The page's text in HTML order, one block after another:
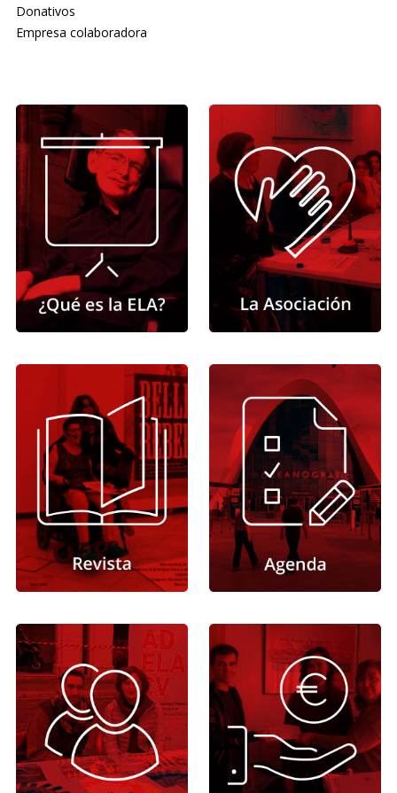
Donativos
Empresa colaboradora